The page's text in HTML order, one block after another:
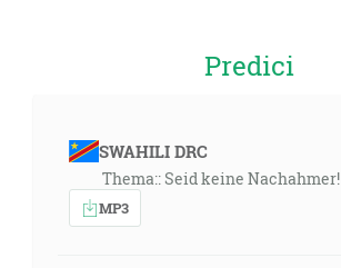
Predici
SWAHILI DRC
Thema:: Seid keine Nachahmer!
MP3